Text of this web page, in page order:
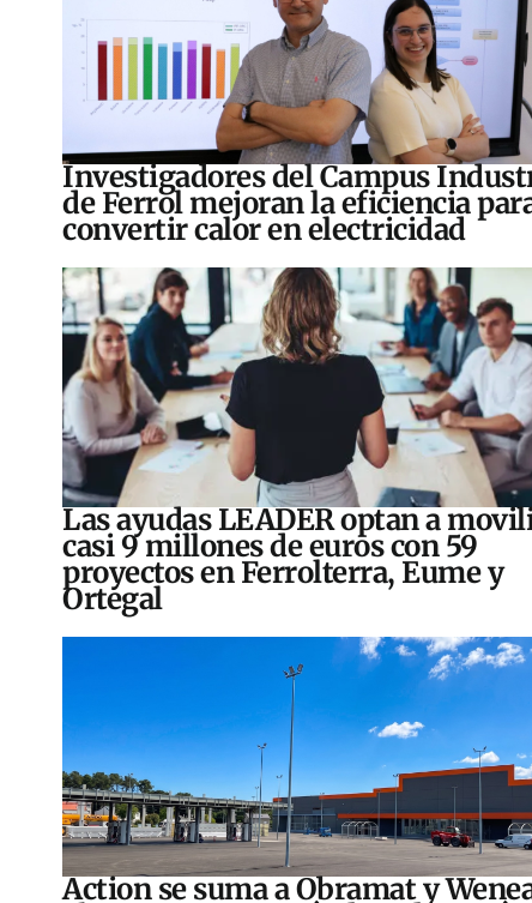
Investigadores del Campus
de Ferrol mejoran la eficiencia
convertir calor en electricidad
Las ayudas LEADER optan a
casi 9 millones de euros con 59
proyectos en Ferrolterra, Eume y
Ortegal
Action se suma a Obramat y